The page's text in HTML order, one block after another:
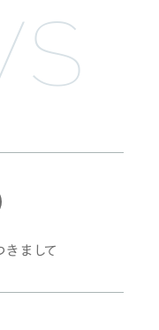
まして